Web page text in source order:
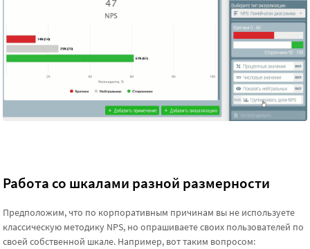
Работа со шкалами разной размерности
Предположим, что по корпоративным причинам вы не используете
классическую методику NPS, но опрашиваете своих пользователей по
своей собственной шкале. Например, вот таким вопросом: